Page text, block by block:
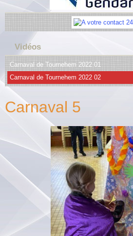
Vidéos
Carnaval de Tournehem 2022 01
Carnaval de Tournehem 2022 02
Carnaval 5